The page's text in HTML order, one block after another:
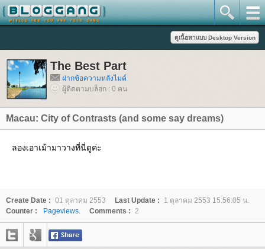
The Best Part
ฝากข้อความหลังไมค์
ผู้ติดตามบล็อก : 0 คน
Macau: City of Contrasts (and some say dreams)
ลองเอาเม้ามาวางที่นี่ดูค่ะ
Create Date : 01 ตุลาคม 2553 Last Update :
1 ตุลาคม 2553 15:56:05 น.
Counter :
Pageviews. Comments : 2